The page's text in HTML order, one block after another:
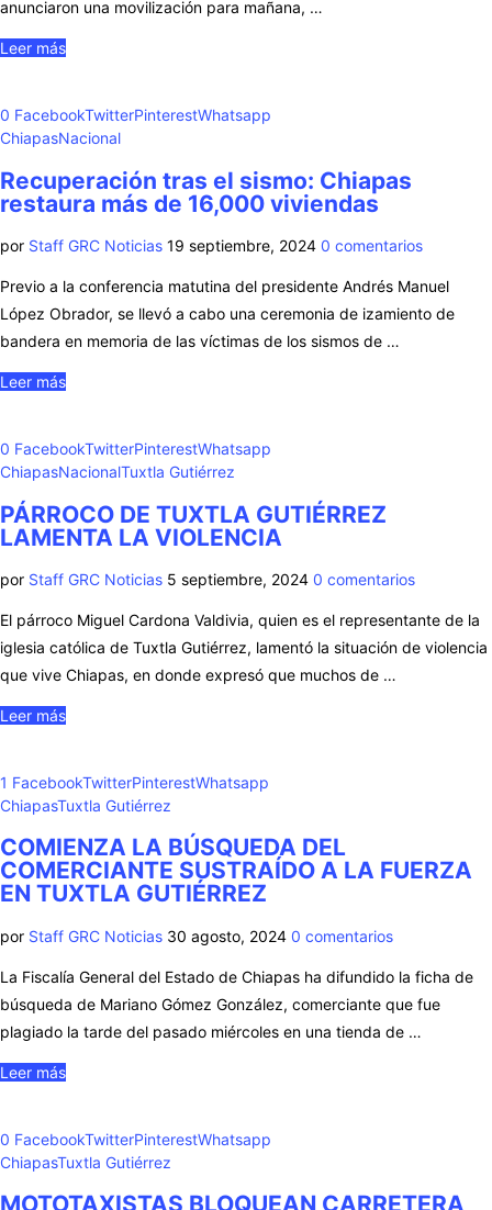
anunciaron una movilización para mañana, …
Leer más
0 FacebookTwitterPinterestWhatsapp
ChiapasNacional
Recuperación tras el sismo: Chiapas
restaura más de 16,000 viviendas
por Staff GRC Noticias 19 septiembre, 2024 0 comentarios
Previo a la conferencia matutina del presidente Andrés Manuel
López Obrador, se llevó a cabo una ceremonia de izamiento de
bandera en memoria de las víctimas de los sismos de …
Leer más
0 FacebookTwitterPinterestWhatsapp
ChiapasNacionalTuxtla Gutiérrez
PÁRROCO DE TUXTLA GUTIÉRREZ
LAMENTA LA VIOLENCIA
por Staff GRC Noticias 5 septiembre, 2024 0 comentarios
El párroco Miguel Cardona Valdivia, quien es el representante de la
iglesia católica de Tuxtla Gutiérrez, lamentó la situación de violencia
que vive Chiapas, en donde expresó que muchos de …
Leer más
1 FacebookTwitterPinterestWhatsapp
ChiapasTuxtla Gutiérrez
COMIENZA LA BÚSQUEDA DEL
COMERCIANTE SUSTRAÍDO A LA FUERZA
EN TUXTLA GUTIÉRREZ
por Staff GRC Noticias 30 agosto, 2024 0 comentarios
La Fiscalía General del Estado de Chiapas ha difundido la ficha de
búsqueda de Mariano Gómez González, comerciante que fue
plagiado la tarde del pasado miércoles en una tienda de …
Leer más
0 FacebookTwitterPinterestWhatsapp
ChiapasTuxtla Gutiérrez
MOTOTAXISTAS BLOQUEAN CARRETERA